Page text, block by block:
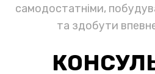
самодостатніми,
та здобути